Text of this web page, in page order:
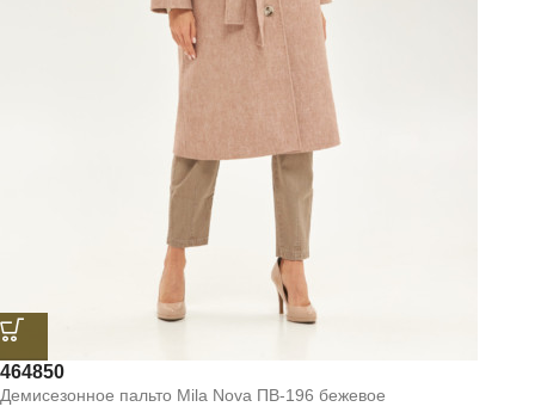
464850
Демисезонное пальто Mila Nova ПВ-196 бежевое